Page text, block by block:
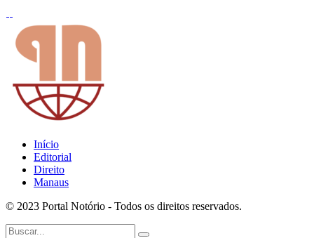
Início
Editorial
Direito
Manaus
© 2023 Portal Notório - Todos os direitos reservados.